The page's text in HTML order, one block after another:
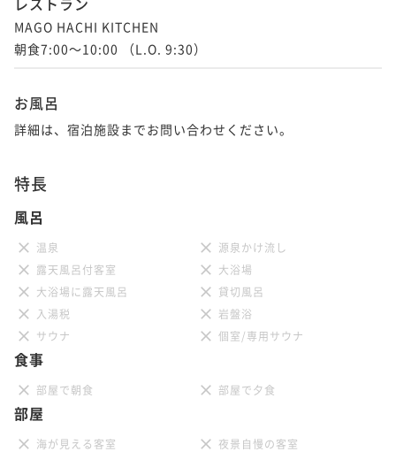
【連泊】ホログラムチェックイン＆全室衣類ケアマシ
ーン導入＜朝食付き＞
MAGO HACHI KITCHEN
朝食7:00～10:00 （L.O. 9:30）
お風呂
詳細は、宿泊施設までお問い合わせください。
特長
風呂
温泉
源泉かけ流し
露天風呂付客室
大浴場
大浴場に露天風呂
貸切風呂
入湯税
岩盤浴
サウナ
個室/専用サウナ
食事
部屋で朝食 部屋で夕食
部屋
海が見える客室
夜景自慢の客室